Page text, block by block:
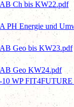
Ch bis KW22.pdf
PH Energie und
Geo bis KW23.pdf
Geo KW24.pdf
WP FIT4FUTURE